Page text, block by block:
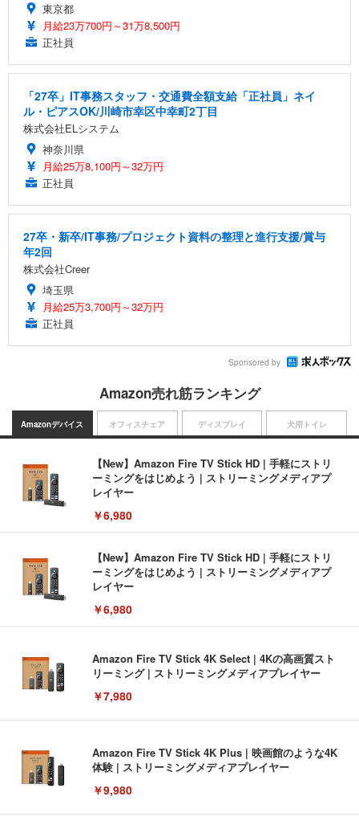
東京都
月給23万700円～31万8,500円
正社員
「27卒」IT事務スタッフ・交通費全額支給「正社員」ネイ
ル・ピアスOK/川崎市幸区中幸町2丁目
株式会社ELシステム
神奈川県
月給25万8,100円～32万円
正社員
27卒・新卒/IT事務/プロジェクト資料の整理と進行支援/賞与
年2回
株式会社Creer
埼玉県
月給25万3,700円～32万円
正社員
Sponsored by
Amazon売れ筋ランキング
Amazonデバイス
【New】Amazon Fire TV Stick HD | 手軽にストリ
ーミングをはじめよう | ストリーミングメディアプ
レイヤー
￥6,980
【New】Amazon Fire TV Stick HD | 手軽にストリ
ーミングをはじめよう | ストリーミングメディアプ
レイヤー
￥6,980
Amazon Fire TV Stick 4K Select | 4Kの高画質スト
リーミング | ストリーミングメディアプレイヤー
￥7,980
Amazon Fire TV Stick 4K Plus | 映画館のような4K
体験 | ストリーミングメディアプレイヤー
￥9,980
オフィスチェア ディスプレイ 犬用トイレ